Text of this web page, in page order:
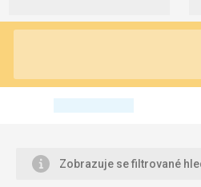
Zobrazuje se filtrované